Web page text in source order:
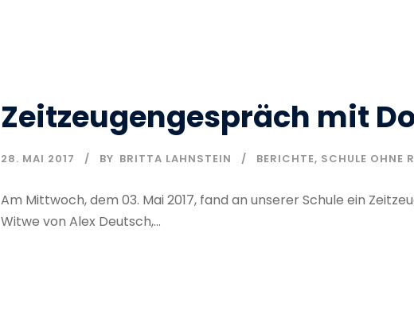
Zeitzeugengespräch mit
28. MAI 2017 BY BRITTA LAHNSTEIN BERICHTE, SCHULE OHNE
Am Mittwoch, dem 03. Mai 2017, fand an unserer Schule ein
Witwe von Alex Deutsch,...